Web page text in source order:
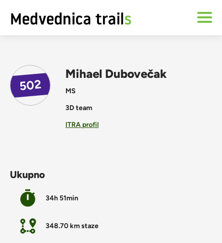
502
Mihael Dubovečak
MS
3D team
ITRA profil
Ukupno
34h 51min
348.70 km staze